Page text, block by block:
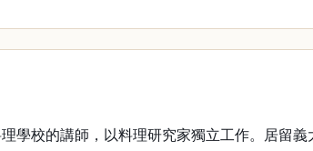
學校的講師，以料理研究家獨立工作。居留